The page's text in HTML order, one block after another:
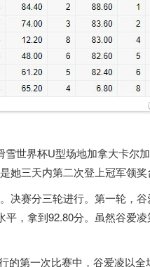
雪世界杯U型场地加拿大卡尔
三天内第二次登上冠军领奖
决赛分三轮进行。第一轮，
，拿到92.80分。虽然谷爱
的第一次比赛中，谷爱凌以